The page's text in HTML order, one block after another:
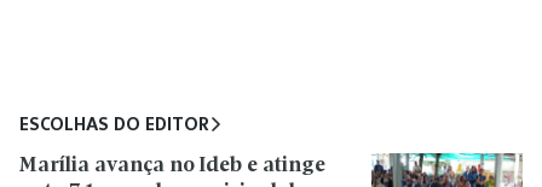
ESCOLHAS DO EDITOR
Marília avança no Ideb e atinge